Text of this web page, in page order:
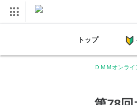
トップ
ＤＭＭオンラ